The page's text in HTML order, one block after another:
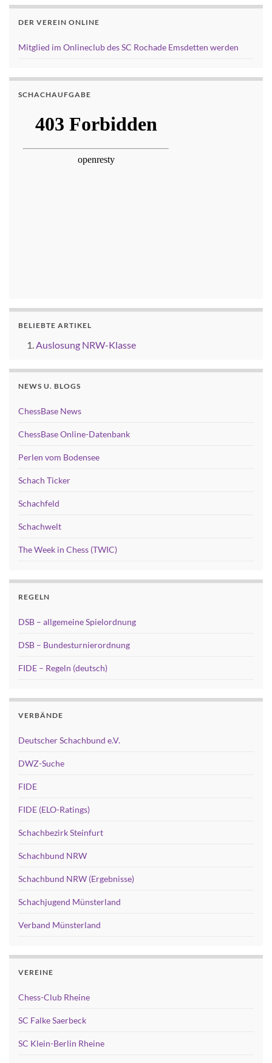
DER VEREIN ONLINE
Mitglied im Onlineclub des SC Rochade Emsdetten werden
SCHACHAUFGABE
BELIEBTE ARTIKEL
Auslosung NRW-Klasse
NEWS U. BLOGS
ChessBase News
ChessBase Online-Datenbank
Perlen vom Bodensee
Schach Ticker
Schachfeld
Schachwelt
The Week in Chess (TWIC)
REGELN
DSB – allgemeine Spielordnung
DSB – Bundesturnierordnung
FIDE – Regeln (deutsch)
VERBÄNDE
Deutscher Schachbund e.V.
DWZ-Suche
FIDE
FIDE (ELO-Ratings)
Schachbezirk Steinfurt
Schachbund NRW
Schachbund NRW (Ergebnisse)
Schachjugend Münsterland
Verband Münsterland
VEREINE
Chess-Club Rheine
SC Falke Saerbeck
SC Klein-Berlin Rheine